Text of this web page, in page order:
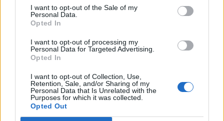
I want to opt-out of the Sale of my
Personal Data.
Opted In
I want to opt-out of processing my
Personal Data for Targeted Advertising.
Opted In
I want to opt-out of Collection, Use,
Retention, Sale, and/or Sharing of my
Personal Data that Is Unrelated with the
Purposes for which it was collected.
Opted Out
18/01/2026
L’EDITORIALE DI CAPEZZONE
Com’era la storia «i magistrati
sicurezza»?
16/01/2026